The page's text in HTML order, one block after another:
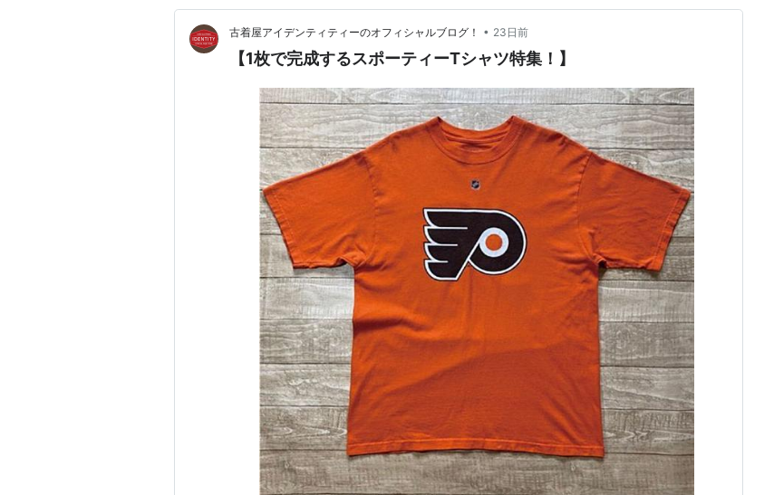
古着屋アイデンティティーのオフィシャルブログ！ • 23日前
【1枚で完成するスポーティーTシャツ特集！】